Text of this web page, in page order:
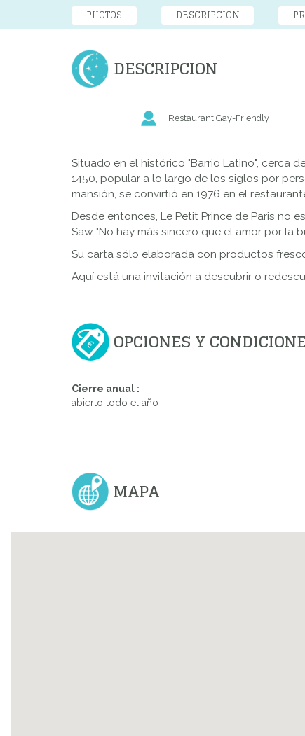
PHOTOS DESCRIPCION
DESCRIPCION
Restaurant Gay-Friendly
Situado en el histórico "Barrio Latino", cerca
1450, popular a lo largo de los siglos por
mansión, se convirtió en 1976 en el
Desde entonces, Le Petit Prince de Paris no
Saw "No hay más sincero que el amor por la
Su carta sólo elaborada con productos
Aquí está una invitación a descubrir o
OPCIONES Y
Cierre anual :
abierto todo el año
MAPA